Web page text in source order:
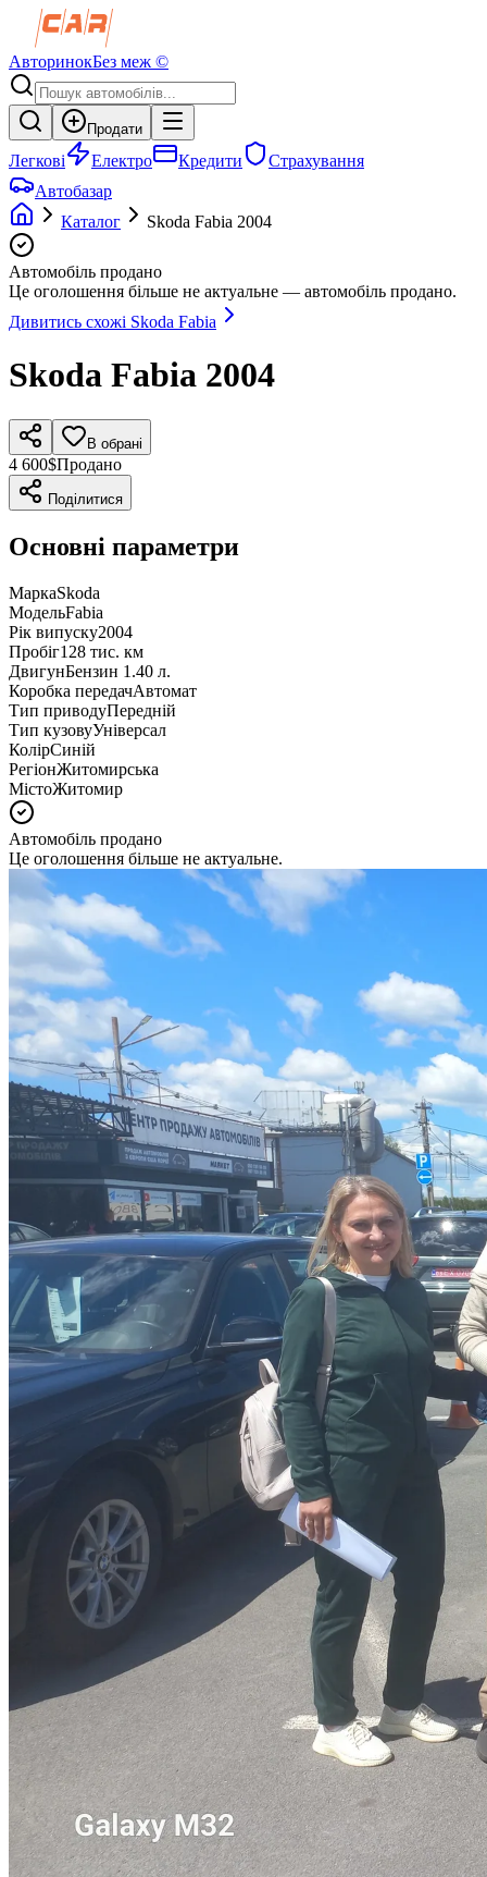
АвторинокБез меж ©
Продати
Легкові Електро Кредити
Страхування
Автобазар
Каталог
Skoda Fabia 2004
Автомобіль продано
Це оголошення більше не актуальне — автомобіль продано.
Дивитись схожі Skoda Fabia
Skoda Fabia 2004
В обрані
4 600$Продано
Поділитися
Основні параметри
МаркаSkoda
МодельFabia
Рік випуску2004
Пробіг128 тис. км
ДвигунБензин 1.40 л.
Коробка передачАвтомат
Тип приводуПередній
Тип кузовуУніверсал
КолірСиній
РегіонЖитомирська
МістоЖитомир
Автомобіль продано
Це оголошення більше не актуальне.